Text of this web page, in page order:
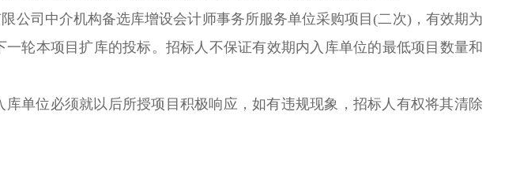
公司中介机构备选库增设会计师事务所服务单位采购项目(二次)，有效期为
轮本项目扩库的投标。招标人不保证有效期内入库单位的最低项目数量和
单位必须就以后所授项目积极响应，如有违规现象，招标人有权将其清除